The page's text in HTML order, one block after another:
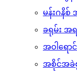
မန်းဂနိ
ခရုမ်း
အဝါရေ
အစိုင်အခဲ